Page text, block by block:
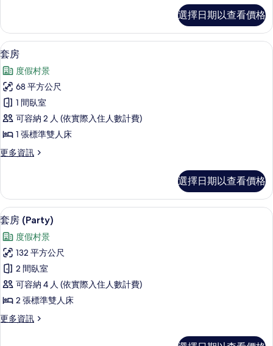
所
有
相
片
雙
床
房
View)
的
詳
情
選擇日期以查看價格
顯
示
套
房
的
所
有
相
羽絨被、客房內保險箱、筆電工作空
7
套房
度假村景
68 平方公尺
1 間臥室
可容納 2 人 (依實際入住人數計費)
1 張標準雙人床
更多資訊
更
的
詳
情
選擇日期以查看價格
顯
示
套
房
(Party)
的
所
有
套房 (Party) | 羽絨被、客房內保險箱
7
套房 (Party)
度假村景
132 平方公尺
2 間臥室
可容納 4 人 (依實際入住人數計費)
2 張標準雙人床
更多資訊
更